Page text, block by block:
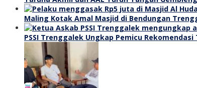
Maling Kotak Amal Masjid di Bendungan
PSSI Trenggalek Ungkap Pemicu